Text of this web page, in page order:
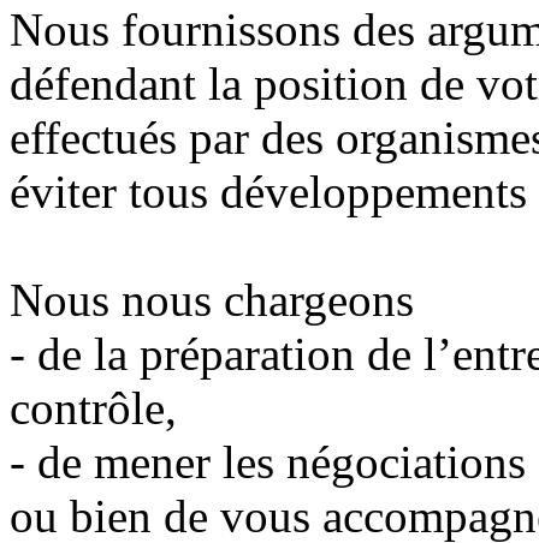
Nous fournissons des
défendant la position de
effectués par des
éviter tous
Nous nous chargeons
- de la préparation de
contrôle,
- de mener les
ou bien de vous